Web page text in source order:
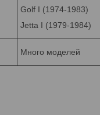
Golf I (1974-1983)
Jetta I (1979-1984)
Много моделей